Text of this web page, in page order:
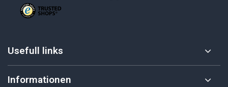
Usefull links
Informationen